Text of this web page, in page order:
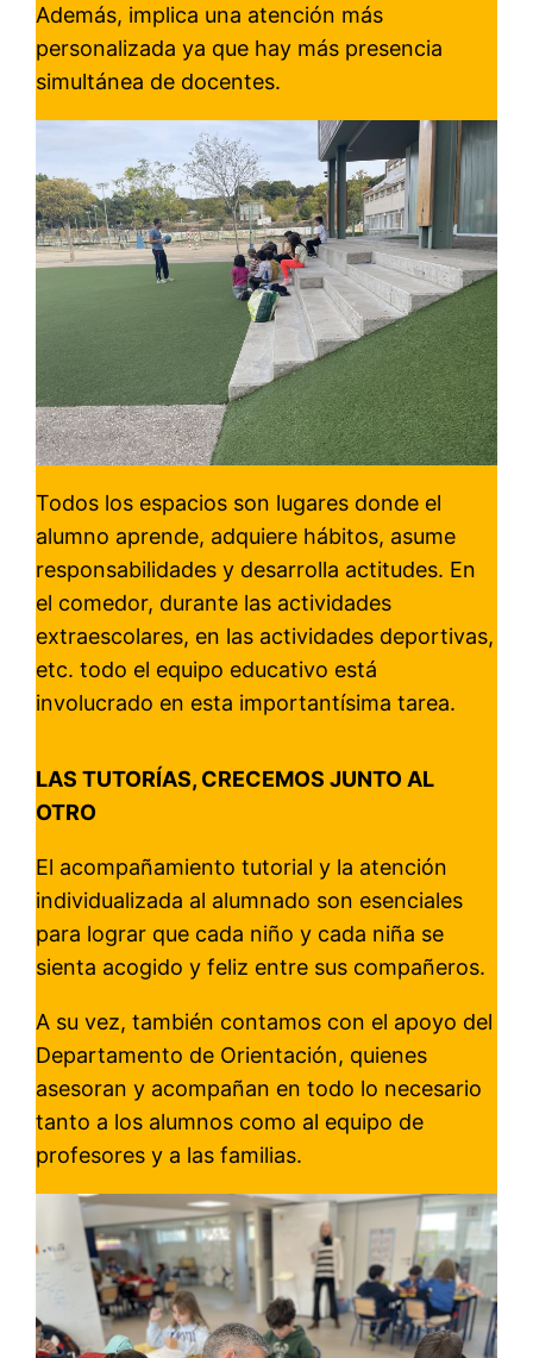
Además, implica una atención más
personalizada ya que hay más presencia
simultánea de docentes.
Todos los espacios son lugares donde el
alumno aprende, adquiere hábitos, asume
responsabilidades y desarrolla actitudes. En
el comedor, durante las actividades
extraescolares, en las actividades deportivas,
etc. todo el equipo educativo está
involucrado en esta importantísima tarea.
LAS TUTORÍAS, CRECEMOS JUNTO AL
OTRO
El acompañamiento tutorial y la atención
individualizada al alumnado son esenciales
para lograr que cada niño y cada niña se
sienta acogido y feliz entre sus compañeros.
A su vez, también contamos con el apoyo del
Departamento de Orientación, quienes
asesoran y acompañan en todo lo necesario
tanto a los alumnos como al equipo de
profesores y a las familias.